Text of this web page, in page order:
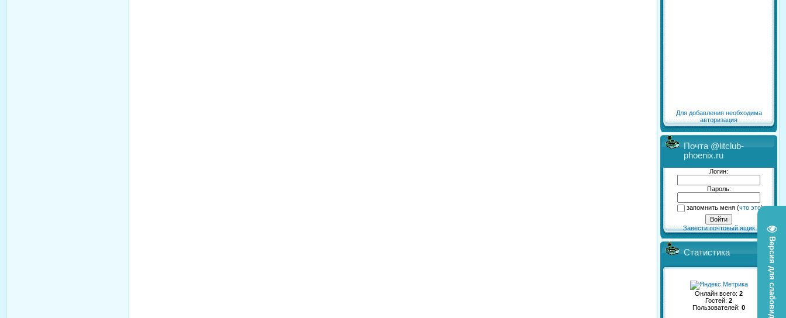
Версия для слабовидящих
Для добавления необходима
авторизация
Почта @litclub-
phoenix.ru
Логин:
Пароль:
запомнить меня(что это)
Завести почтовый ящик
Статистика
Онлайн всего: 2
Гостей: 2
Пользователей: 0